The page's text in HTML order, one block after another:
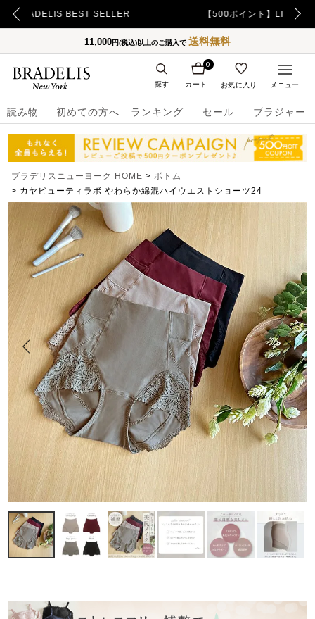
【500ポイント】LINE ID連携でプレゼント！
11,000円(税込)以上のご購入で送料無料
読み物 初めての方へ ランキング セール ブラジャー
カート
0
お気に入り
探す メニュー
ブラデリスニューヨーク HOME
ボトム
カヤビューティラボ やわらか綿混ハイウエストショーツ24